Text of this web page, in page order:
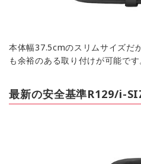
本体幅37.5cmのスリムサイズだ
も余裕のある取り付けが可能です
最新の安全基準R129/i-